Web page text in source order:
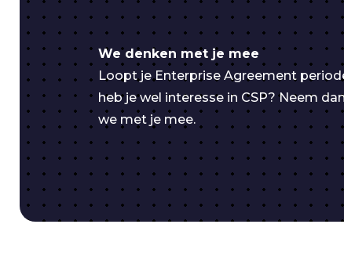
We denken met je mee
Loopt je Enterprise Agreement
heb je wel interesse in CSP? Neem
we met je mee.